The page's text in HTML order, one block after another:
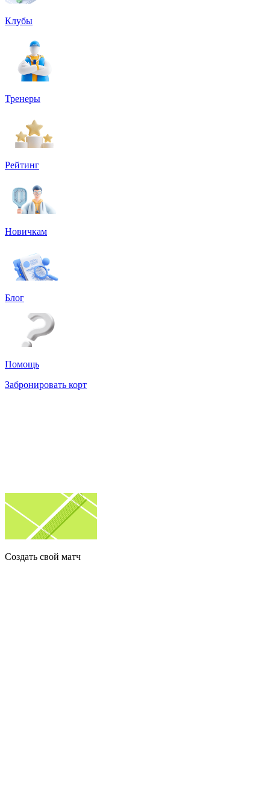
Клубы
Тренеры
Рейтинг
Новичкам
Блог
Помощь
Забронировать корт
Создать свой матч